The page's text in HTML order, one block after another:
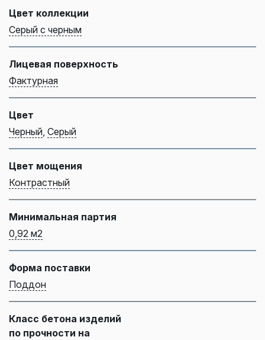
Цвет коллекции
Серый с черным
Лицевая поверхность
Фактурная
Цвет
Черный Серый
Цвет мощения
Контрастный
Минимальная партия
0,92 м2
Форма поставки
Поддон
Класс бетона изделий
по прочности на